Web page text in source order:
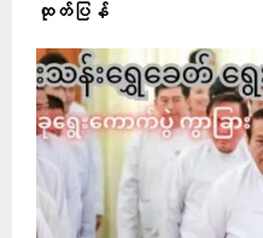
ထုတ်ပြန်